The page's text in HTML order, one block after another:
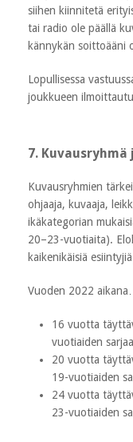
siihen kiinnitetä
tai radio ole päällä
kännykän soittoääni
Lopullisessa
joukkueen
7.
Kuvausryhmien
ohjaaja, kuvaaja,
ikäkategorian
20–23-vuotiaita).
kaikenikäisiä
Vuoden 2022 aikana…
16 vuotta
vuotiaiden
20 vuotta
19-vuotiaiden
24 vuotta
23-vuotiaiden